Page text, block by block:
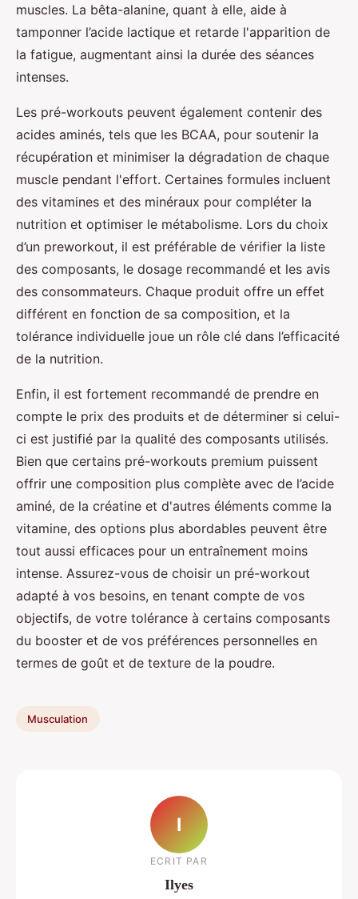
muscles. La bêta-alanine, quant à elle, aide à
tamponner l’acide lactique et retarde l'apparition de
la fatigue, augmentant ainsi la durée des séances
intenses.
Les pré-workouts peuvent également contenir des
acides aminés, tels que les BCAA, pour soutenir la
récupération et minimiser la dégradation de chaque
muscle pendant l'effort. Certaines formules incluent
des vitamines et des minéraux pour compléter la
nutrition et optimiser le métabolisme. Lors du choix
d’un preworkout, il est préférable de vérifier la liste
des composants, le dosage recommandé et les avis
des consommateurs. Chaque produit offre un effet
différent en fonction de sa composition, et la
tolérance individuelle joue un rôle clé dans l’efficacité
de la nutrition.
Enfin, il est fortement recommandé de prendre en
compte le prix des produits et de déterminer si celui-
ci est justifié par la qualité des composants utilisés.
Bien que certains pré-workouts premium puissent
offrir une composition plus complète avec de l’acide
aminé, de la créatine et d'autres éléments comme la
vitamine, des options plus abordables peuvent être
tout aussi efficaces pour un entraînement moins
intense. Assurez-vous de choisir un pré-workout
adapté à vos besoins, en tenant compte de vos
objectifs, de votre tolérance à certains composants
du booster et de vos préférences personnelles en
termes de goût et de texture de la poudre.
Musculation
I
ECRIT PAR
Ilyes